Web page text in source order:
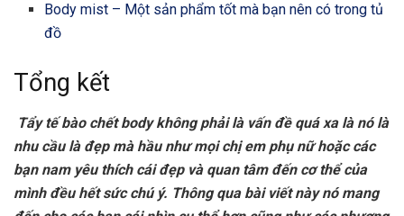
Body mist – Một sản phẩm tốt mà bạn nên có trong tủ
đồ
Tổng kết
Tẩy tế bào chết body không phải là vấn đề quá xa là nó là
nhu cầu là đẹp mà hầu như mọi chị em phụ nữ hoặc các
bạn nam yêu thích cái đẹp và quan tâm đến cơ thể của
mình đều hết sức chú ý. Thông qua bài viết này nó mang